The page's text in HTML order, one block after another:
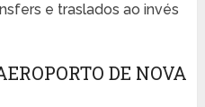
e traslados ao invés
DE NOVA